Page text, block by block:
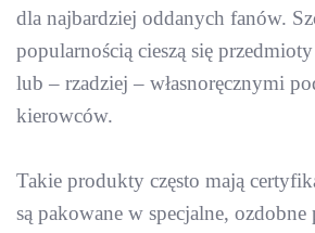
dla najbardziej oddanych fanów.
popularnością cieszą się
lub – rzadziej – własnoręcznymi
kierowców.
Takie produkty często mają
są pakowane w specjalne,